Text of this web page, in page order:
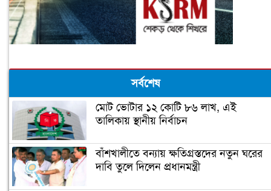
সর্বশেষ
মোট ভোটার ১২ কোটি ৮৬ লাখ, এই
তালিকায় স্থানীয় নির্বাচন
বাঁশখালীতে বন্যায় ক্ষতিগ্রস্তদের নতুন ঘরের
দাবি তুলে দিলেন প্রধানমন্ত্রী